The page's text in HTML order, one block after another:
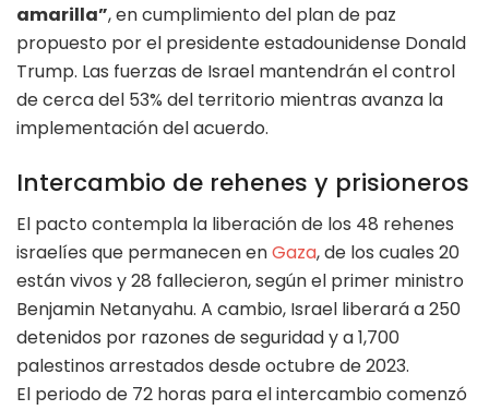
amarilla”, en cumplimiento del plan de paz
propuesto por el presidente estadounidense Donald
Trump. Las fuerzas de Israel mantendrán el control
de cerca del 53% del territorio mientras avanza la
implementación del acuerdo.
Intercambio de rehenes y prisioneros
El pacto contempla la liberación de los 48 rehenes
israelíes que permanecen enGaza, de los cuales 20
están vivos y 28 fallecieron, según el primer ministro
Benjamin Netanyahu. A cambio, Israel liberará a 250
detenidos por razones de seguridad y a 1,700
palestinos arrestados desde octubre de 2023.
El periodo de 72 horas para el intercambio comenzó